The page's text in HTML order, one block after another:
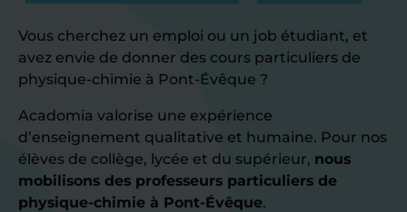
Vous cherchez un emploi ou un job étudiant, et
avez envie de donner des cours particuliers de
physique-chimie à Pont-Évêque ?
Acadomia valorise une expérience
d’enseignement qualitative et humaine. Pour nos
élèves de collège, lycée et du supérieur, nous
mobilisons des professeurs particuliers de
physique-chimie à Pont-Évêque.